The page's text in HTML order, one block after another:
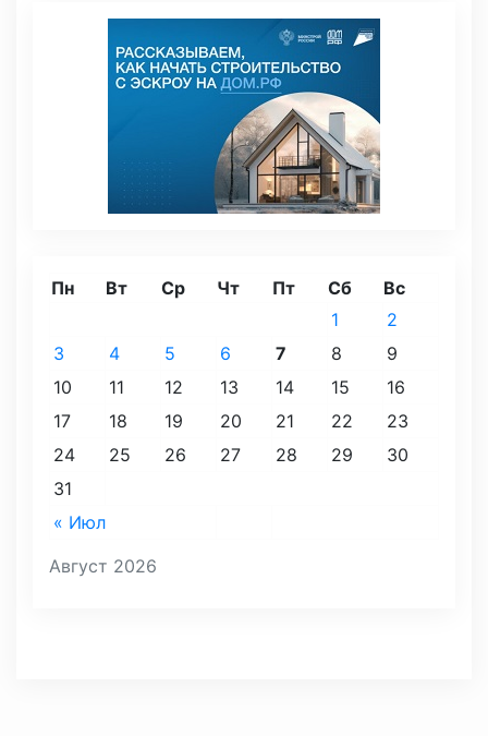
Август 2026
Пн Вт Ср Чт Пт Сб Вс
« Июл
1
2
3
4 5 6 7 8
9
10
11 12 13 14 15
16
17
18 19 20 21 22
23
24
25 26 27 28 29
30
31